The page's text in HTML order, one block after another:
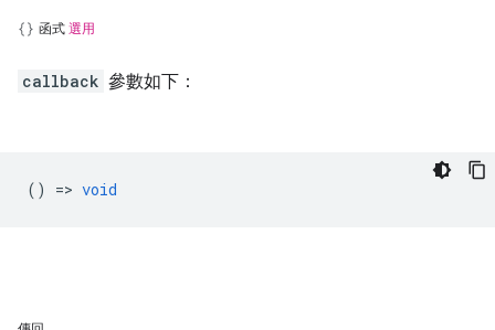
函式 選用
callback 參數如下：
() => void